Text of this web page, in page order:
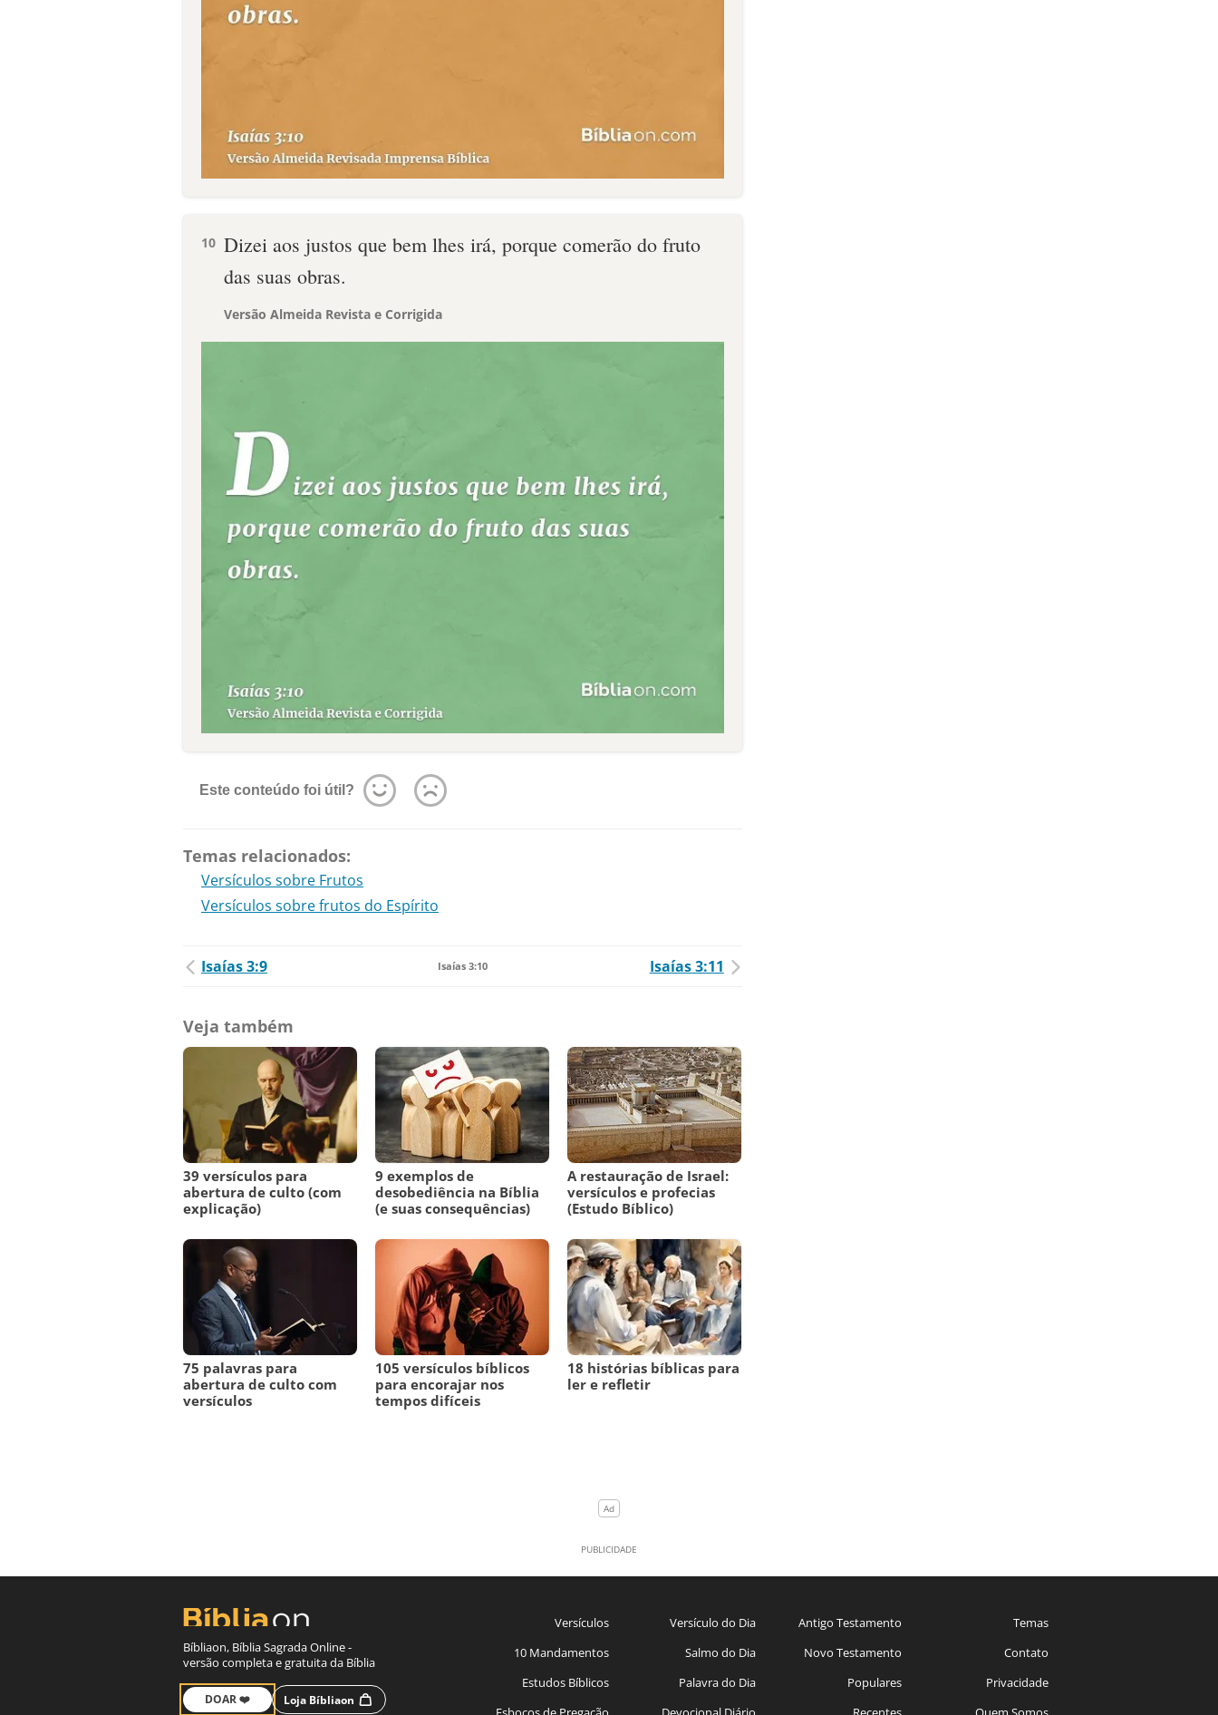
10 Dizei aos justos que bem lhes irá, porque comerão do fruto
das suas obras.
Versão Almeida Revista e Corrigida
Este conteúdo foi útil?
Temas relacionados:
Versículos sobre Frutos
Versículos sobre frutos do Espírito
Isaías 3:9 Isaías 3:10 Isaías 3:11
Veja também
39 versículos para
abertura de culto (com
explicação)
9 exemplos de
desobediência na Bíblia
(e suas consequências)
A restauração de Israel:
versículos e profecias
(Estudo Bíblico)
75 palavras para
abertura de culto com
versículos
105 versículos bíblicos
para encorajar nos
tempos difíceis
18 histórias bíblicas para
ler e refletir
Bíbliaon, Bíblia Sagrada Online -
versão completa e gratuita da Bíblia
DOAR ❤️ Loja Bíbliaon
Versículos
10 Mandamentos
Estudos Bíblicos
Versículo do Dia
Salmo do Dia
Palavra do Dia
Antigo Testamento
Novo Testamento
Populares
Temas
Contato
Privacidade